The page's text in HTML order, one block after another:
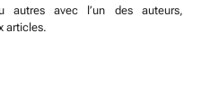
autres avec l’un des auteurs,
articles.